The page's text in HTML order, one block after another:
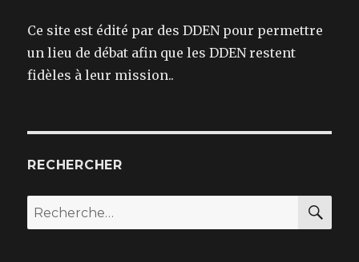
Ce site est édité par des DDEN pour permettre
un lieu de débat afin que les DDEN restent
fidèles à leur mission..
RECHERCHER
Recherche
pour :